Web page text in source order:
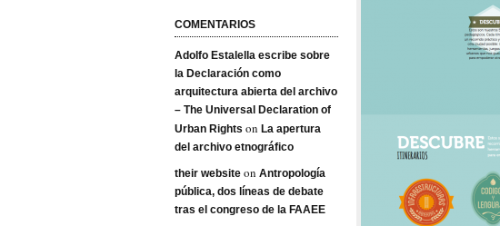
Hemos invitado a la reunión
sobre temas urbanos. Se trata
de personas […]
COMENTARIOS
Adolfo Estalella escribe sobre
la Declaración como
arquitectura abierta del archivo
– The Universal Declaration of
Urban Rights on La apertura
del archivo etnográfico
their website on Antropología
pública, dos líneas de debate
tras el congreso de la FAAEE